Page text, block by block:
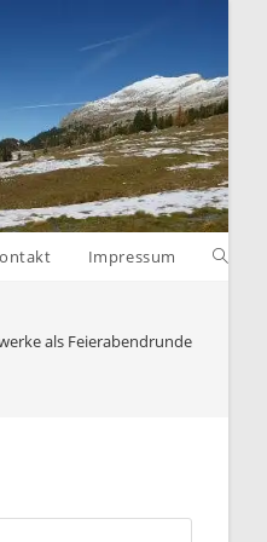
Impressum
als Feierabendrunde